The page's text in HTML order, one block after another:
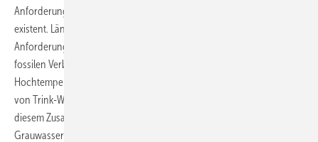
Anforderungsprofile war im Zeitalter der fossilen Verbrennung nicht
existent. Längst aber hat sich ein Paradigmenwechsel dieser beiden
Anforderungen ergeben. Während im vergangenen Jahrhundert der
fossilen Verbrennung das Warmwasser quasi im Nebenbei von der
Hochtemperaturheizung erwärmt wurde, stellt heute die Bereitstellung
von Trink-Warmwasser die weitaus größeren Herausforderungen. In
diesem Zusammenhang wäre auch die Wärmerückgewinnung aus
Grauwasser ein weiterer großer Schritt, um vorhandene Wärme zu